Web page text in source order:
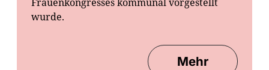
wurde.
Mehr